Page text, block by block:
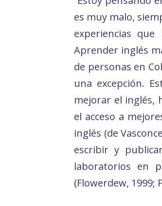
es muy malo,
experiencias
Aprender inglés
de personas en
una excepción.
mejorar el inglés,
el acceso a
inglés (de
escribir y
laboratorios en
(Flowerdew, 1999;